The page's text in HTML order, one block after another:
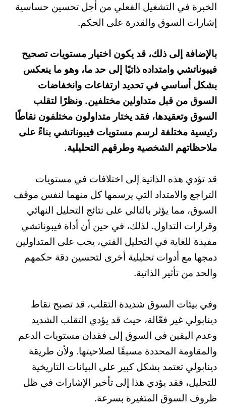
الخبرة في التشغيل الفعلي من أجل تحسين حساسية
إشارات السوق والقدرة على الحكم.
بالإضافة إلى ذلك، قد يكون اختيار مستويات تصحيح
فيبوناتشي وامتداده ذاتيًا إلى حد ما، وهو ما ينعكس
بشكل أساسي في تحديد ارتفاعات وانخفاضات
السوق من قبل متداولين مختلفين. ونظرًا لتقلب
السوق وتعقيدها، فقد يختار متداولون مختلفون نقاطًا
رئيسية مختلفة لرسم مستويات فيبوناتشي بناءً على
ملاحظاتهم الشخصية وطرقهم التحليلية.
قد تؤدي هذه الذاتية إلى اختلافات في مستويات
التراجع والامتداد التي يرسمها كل منهما لنفس موقف
السوق، مما يؤثر بالتالي على نتائج التحليل النهائي
وقرارات التداول. لذلك، في حين أن أداة فيبوناتشي
مفيدة للغاية في التحليل الفني، يجب على المتداولين
دمجها مع أدوات تحليلية أخرى لتحسين دقة حكمهم
والحد من تأثير الذاتية.
وفي بيئات السوق شديدة التقلب، قد تصبح نقاط
دينابولي غير فعّالة، حيث قد يؤدي التقلب الشديد
وعدم اليقين في السوق إلى فقدان مستويات الدعم
والمقاومة المحددة مسبقًا لصلاحيتها. ولأن طريقة
دينابولي تعتمد بشكل كبير على البيانات التاريخية
للتحليل، فقد يؤدي هذا إلى تأخير الإشارات في ظل
ظروف السوق المتغيرة بسرعة.